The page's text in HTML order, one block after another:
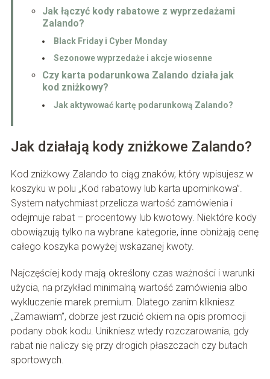
Jak łączyć kody rabatowe z wyprzedażami
Zalando?
Black Friday i Cyber Monday
Sezonowe wyprzedaże i akcje wiosenne
Czy karta podarunkowa Zalando działa jak
kod zniżkowy?
Jak aktywować kartę podarunkową Zalando?
Jak działają kody zniżkowe Zalando?
Kod zniżkowy Zalando to ciąg znaków, który wpisujesz w
koszyku w polu „Kod rabatowy lub karta upominkowa”.
System natychmiast przelicza wartość zamówienia i
odejmuje rabat – procentowy lub kwotowy. Niektóre kody
obowiązują tylko na wybrane kategorie, inne obniżają cenę
całego koszyka powyżej wskazanej kwoty.
Najczęściej kody mają określony czas ważności i warunki
użycia, na przykład minimalną wartość zamówienia albo
wykluczenie marek premium. Dlatego zanim klikniesz
„Zamawiam”, dobrze jest rzucić okiem na opis promocji
podany obok kodu. Unikniesz wtedy rozczarowania, gdy
rabat nie naliczy się przy drogich płaszczach czy butach
sportowych.